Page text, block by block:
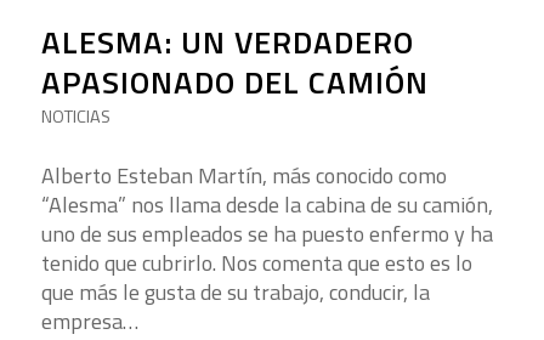
ALESMA: UN VERDADERO
APASIONADO DEL CAMIÓN
NOTICIAS
Alberto Esteban Martín, más conocido como
“Alesma” nos llama desde la cabina de su camión,
uno de sus empleados se ha puesto enfermo y ha
tenido que cubrirlo. Nos comenta que esto es lo
que más le gusta de su trabajo, conducir, la
empresa…